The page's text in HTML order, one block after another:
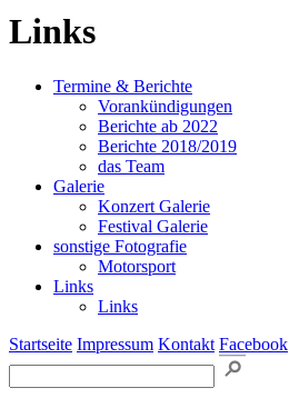
Links
Termine & Berichte
Vorankündigungen
Berichte ab 2022
Berichte 2018/2019
das Team
Galerie
Konzert Galerie
Festival Galerie
sonstige Fotografie
Motorsport
Links
Links
Startseite Impressum Kontakt Facebook